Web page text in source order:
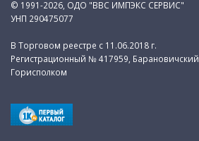
© 1991-2026, ОДО "ВВС ИМПЭКС СЕРВИС"
УНП 290475077
В Торговом реестре с 11.06.2018 г.
Регистрационный № 417959, Барановичский
Горисполком